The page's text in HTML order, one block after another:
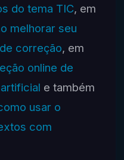
do tema TIC, em
melhorar seu
correção, em
online de
e também
usar o
com